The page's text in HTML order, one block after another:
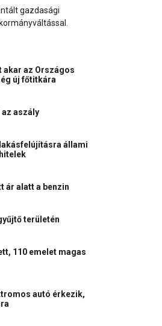
gazdasági
az Országos
új főtitkára
aszály
állami
ár alatt a benzin
területén
110 emelet magas
autó érkezik,